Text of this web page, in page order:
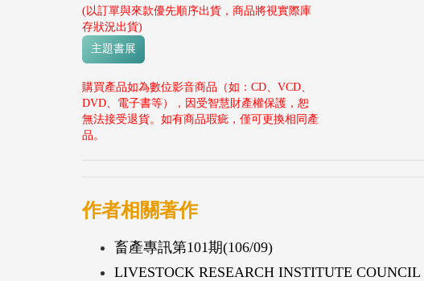
(以訂單與來款優先順序出貨，商品將視實際庫
存狀況出貨)
主題書展
購買產品如為數位影音商品（如：CD、VCD、
DVD、電子書等），因受智慧財產權保護，恕
無法接受退貨。如有商品瑕疵，僅可更換相同產
品。
作者相關著作
畜產專訊第101期(106/09)
LIVESTOCK RESEARCH INSTITUTE